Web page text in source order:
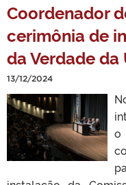
PORTARIAS
TELEFONES
Coordenador
cerimônia de
da Verdade da
13/12/2024
o